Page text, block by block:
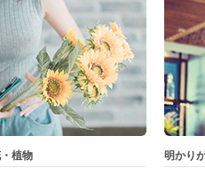
植物 明かり